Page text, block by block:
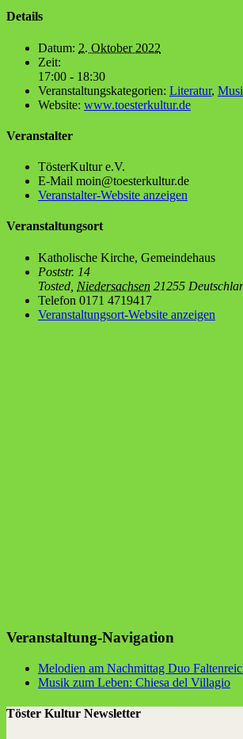
Details
Datum: 2. Oktober 2022
Zeit:
17:00 - 18:30
Veranstaltungskategorien: Literatur,
Website: www.toesterkultur.de
Veranstalter
Tös­ter­Kul­tur e.V.
E-Mail moin@toesterkultur.de
Veranstalter-Website anzeigen
Veranstaltungsort
Katho­li­sche Kir­che, Gemeindehaus
Poststr. 14
Tosted Niedersachsen 21255
Telefon 0171 4719417
Veranstaltungsort-Website anzeigen
Veranstaltung-Navigation
Melo­dien am Nach­mit­tag Duo
Musik zum Leben: Chie­sa del Villagio
Töster Kultur Newsletter